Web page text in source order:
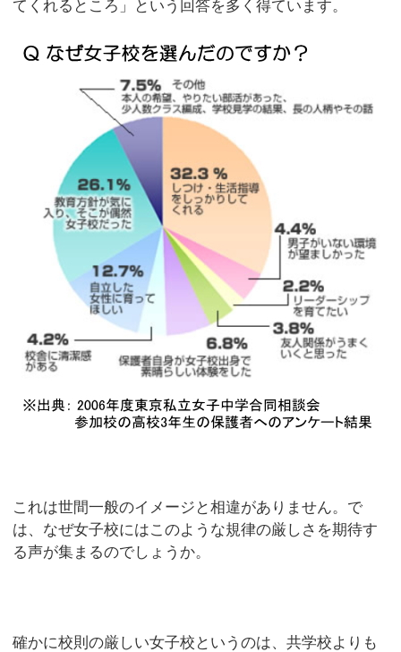
てくれるところ」という回答を多く得ています。
これは世間一般のイメージと相違がありません。で
は、なぜ女子校にはこのような規律の厳しさを期待す
る声が集まるのでしょうか。
確かに校則の厳しい女子校というのは、共学校よりも